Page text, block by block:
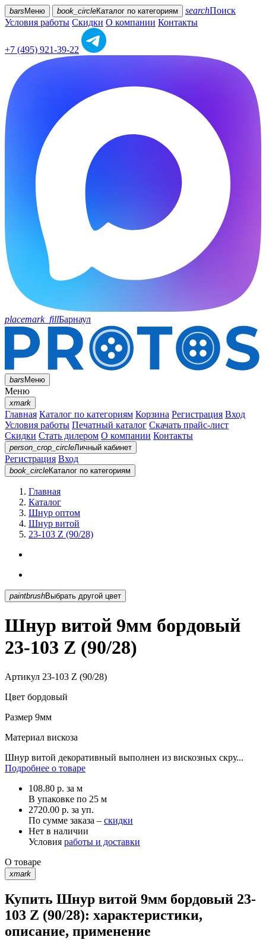
bars Меню book_circleКаталог по категориям searchПоиск
Условия работы Скидки О компании Контакты
+7 (495) 921-39-22
placemark_fillБарнаул
barsМеню
Меню
xmark
Главная Каталог по категориям Корзина Регистрация Вход
Условия работы Печатный каталог Скачать прайс-лист
Скидки Стать дилером О компании Контакты
person_crop_circleЛичный кабинет
Регистрация Вход
book_circleКаталог по категориям
Главная
Каталог
Шнур оптом
Шнур витой
23-103 Z (90/28)
paintbrush Выбрать другой цвет
Шнур витой 9мм бордовый
23-103 Z (90/28)
Артикул 23-103 Z (90/28)
Цвет бордовый
Размер 9мм
Материал вискоза
Шнур витой декоративный выполнен из вискозных скру...
Подробнее о товаре
108.80 р. за м
В упаковке по 25 м
2720.00 р. за уп.
По сумме заказа – скидки
Нет в наличии
Условия работы и доставки
О товаре
xmark
Купить Шнур витой 9мм бордовый 23-
103 Z (90/28): характеристики,
описание, применение